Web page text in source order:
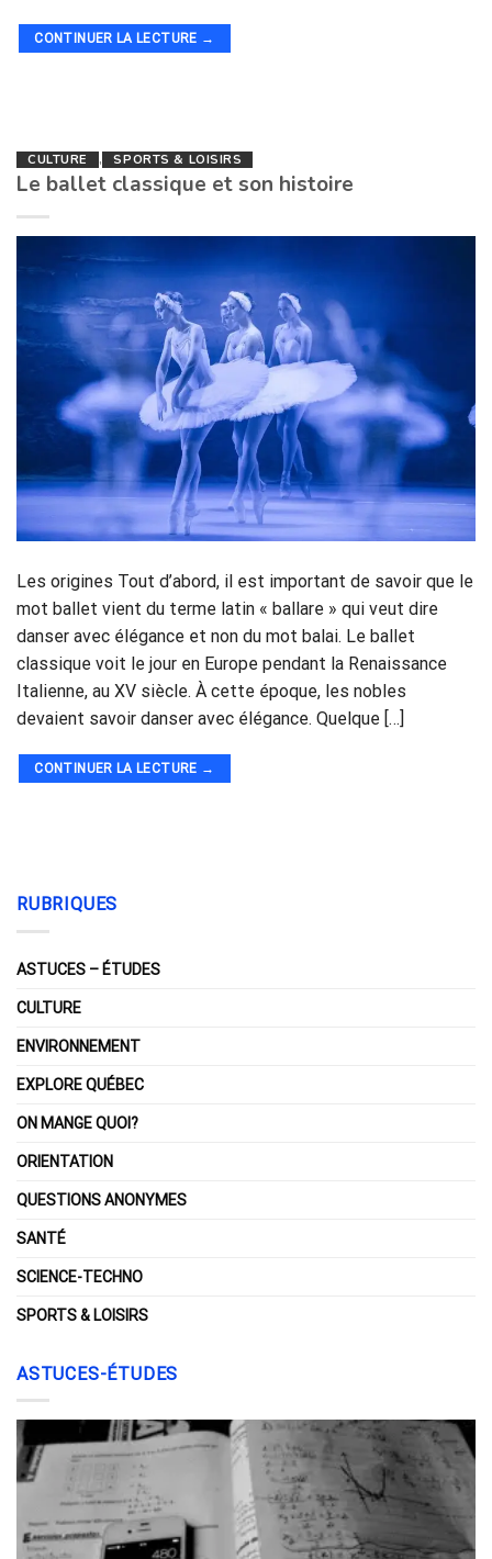
CONTINUER LA LECTURE →
CULTURE , SPORTS & LOISIRS
Le ballet classique et son histoire
Les origines Tout d’abord, il est important de savoir que le
mot ballet vient du terme latin « ballare » qui veut dire
danser avec élégance et non du mot balai. Le ballet
classique voit le jour en Europe pendant la Renaissance
Italienne, au XV siècle. À cette époque, les nobles
devaient savoir danser avec élégance. Quelque […]
CONTINUER LA LECTURE →
RUBRIQUES
ASTUCES – ÉTUDES
CULTURE
ENVIRONNEMENT
EXPLORE QUÉBEC
ON MANGE QUOI?
ORIENTATION
QUESTIONS ANONYMES
SANTÉ
SCIENCE-TECHNO
SPORTS & LOISIRS
ASTUCES-ÉTUDES